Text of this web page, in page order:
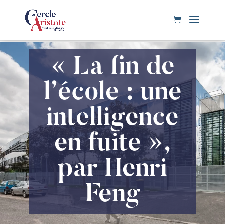
« La fin de
l’école : une
intelligence
en fuite »,
par Henri
Feng